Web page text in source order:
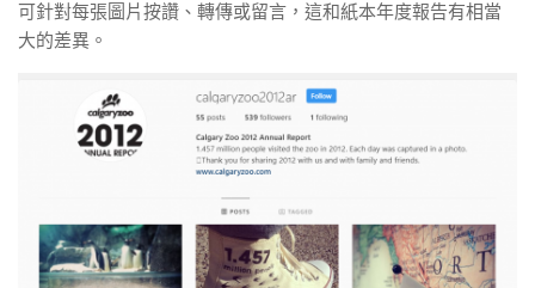
可針對每張圖片按讚、轉傳或留言，這和紙本年度報告有相當
大的差異。